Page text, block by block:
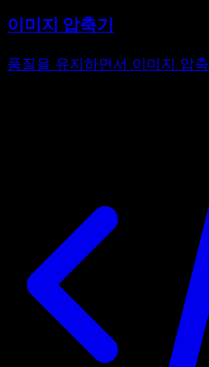
이미지 압축기
품질을 유지하면서 이미지 압축